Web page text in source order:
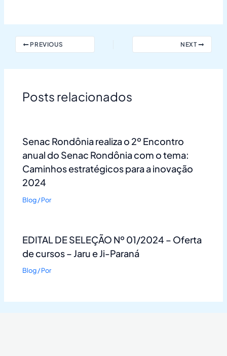
PREVIOUS NEXT
Posts relacionados
Senac Rondônia realiza o 2º Encontro
anual do Senac Rondônia com o tema:
Caminhos estratégicos para a inovação
2024
Blog/ Por
EDITAL DE SELEÇÃO Nº 01/2024 – Oferta
de cursos – Jaru e Ji-Paraná
Blog/ Por